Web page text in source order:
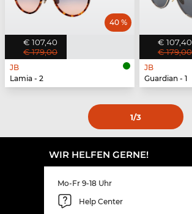
€ 107,40
€ 179,00
40 %
JB
Lamia - 2
€ 107,40
€ 179,00
JB
Guardian - 1
1/3
WIR HELFEN GERNE!
Mo-Fr 9-18 Uhr
Help Center